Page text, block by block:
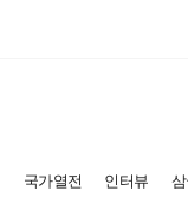
국가열전 인터뷰